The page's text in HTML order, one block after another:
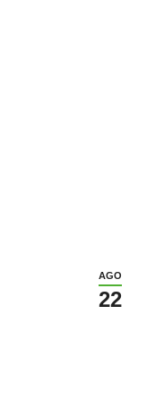
AGO
22